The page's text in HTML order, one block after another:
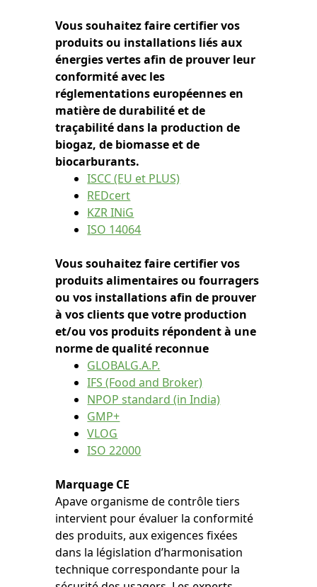
Vous souhaitez faire certifier vos
produits ou installations liés aux
énergies vertes afin de prouver leur
conformité avec les
réglementations européennes en
matière de durabilité et de
traçabilité dans la production de
biogaz, de biomasse et de
biocarburants.
ISCC (EU et PLUS)
REDcert
KZR INiG
ISO 14064
Vous souhaitez faire certifier vos
produits alimentaires ou fourragers
ou vos installations afin de prouver
à vos clients que votre production
et/ou vos produits répondent à une
norme de qualité reconnue
GLOBALG.A.P.
IFS (Food and Broker)
NPOP standard (in India)
GMP+
VLOG
ISO 22000
Marquage CE
Apave organisme de contrôle tiers
intervient pour évaluer la conformité
des produits, aux exigences fixées
dans la législation d’harmonisation
technique correspondante pour la